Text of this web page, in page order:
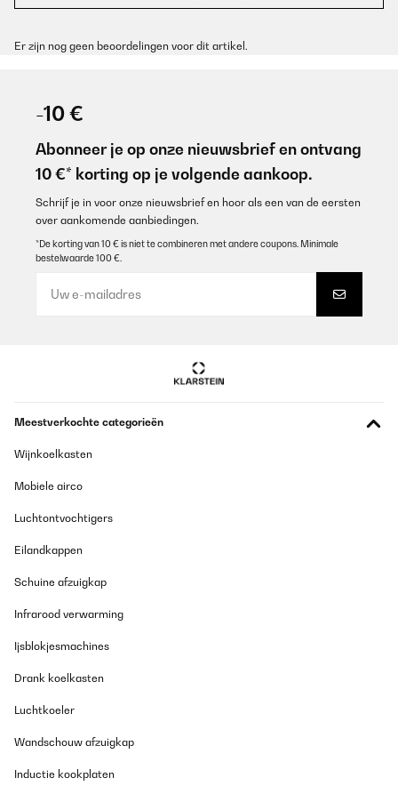
Er zijn nog geen beoordelingen voor dit artikel.
-10 €
Abonneer je op onze nieuwsbrief en ontvang
10 €* korting op je volgende aankoop.
Schrijf je in voor onze nieuwsbrief en hoor als een van de eersten
over aankomende aanbiedingen.
*De korting van 10 € is niet te combineren met andere coupons. Minimale
bestelwaarde 100 €.
Meestverkochte categorieën
Wijnkoelkasten
Mobiele airco
Luchtontvochtigers
Eilandkappen
Schuine afzuigkap
Infrarood verwarming
Ijsblokjesmachines
Drank koelkasten
Luchtkoeler
Wandschouw afzuigkap
Inductie kookplaten